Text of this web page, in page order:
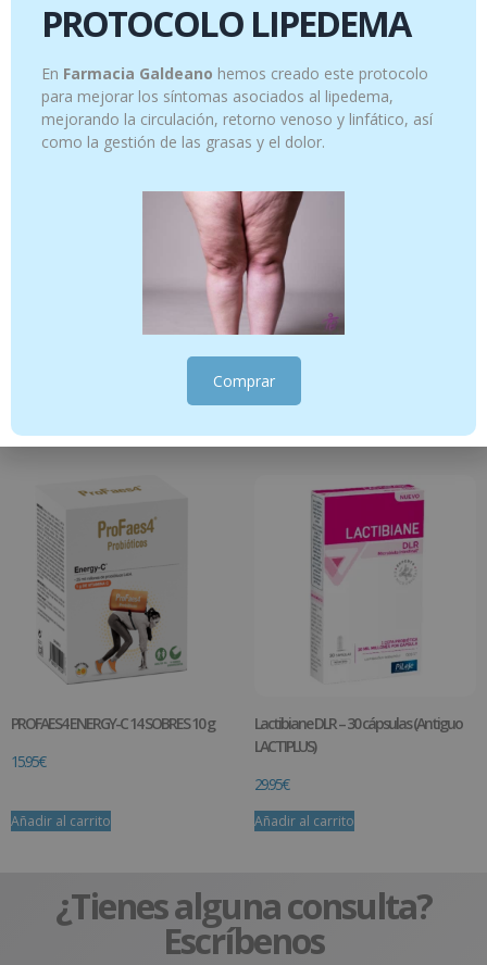
Productos relacionados
IntestVita One per Day 15 cápsulas
11.95€
PROFAES4 ENERGY-C 14 SOBRES 10 g
15.95€
Añadir al carrito
Lactibiane DLR – 30 cápsulas (Antiguo
LACTIPLUS)
29.95€
Añadir al carrito
¿Tienes alguna consulta?
Escríbenos
PROTOCOLO LIPEDEMA
En Farmacia Galdeano hemos creado este protocolo
para mejorar los síntomas asociados al lipedema,
mejorando la circulación, retorno venoso y linfático, así
como la gestión de las grasas y el dolor.
Comprar